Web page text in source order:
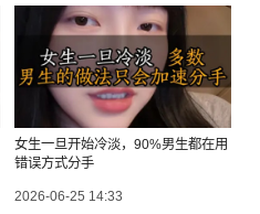
女生一旦开始冷淡，90%男生都在用
错误方式分手
2026-06-25 14:33